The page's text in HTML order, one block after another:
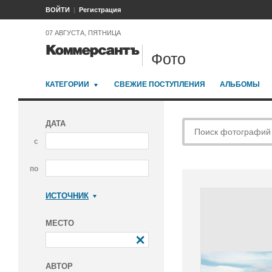
ВОЙТИ Регистрация
07 АВГУСТА, ПЯТНИЦА
Фото
КАТЕГОРИИ СВЕЖИЕ ПОСТУПЛЕНИЯ АЛЬБОМЫ
ДАТА
с
по
ИСТОЧНИК
МЕСТО
АВТОР